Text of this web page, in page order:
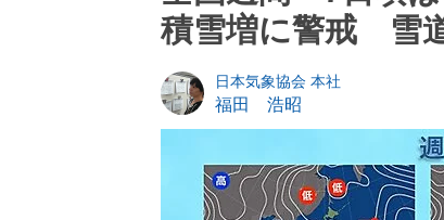
積雪増に警戒 雪
日本気象協会 本社
福田 浩昭